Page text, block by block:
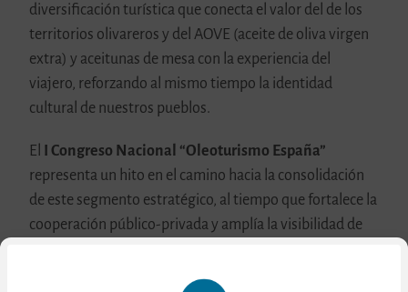
diversificación turística que conecta el valor del de los
territorios olivareros y del AOVE (aceite de oliva virgen
extra) y aceitunas de mesa con la experiencia del
viajero, reforzando al mismo tiempo la identidad
cultural de nuestros pueblos.
El
I Congreso Nacional “Oleoturismo España”
representa un hito en el camino hacia la consolidación
de este segmento estratégico, al tiempo que fortalece la
cooperación público-privada y amplía la visibilidad de